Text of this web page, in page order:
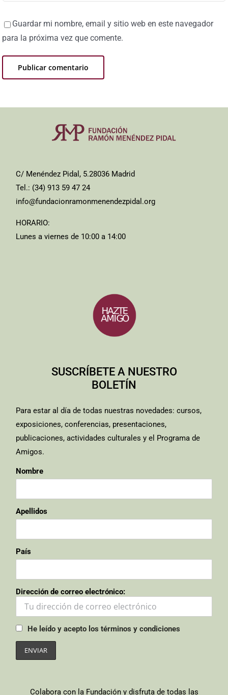
Guardar mi nombre, email y sitio web en este navegador
para la próxima vez que comente.
C/ Menéndez Pidal, 5.28036 Madrid
Tel.: (34) 913 59 47 24
info@fundacionramonmenendezpidal.org
HORARIO:
Lunes a viernes de 10:00 a 14:00
SUSCRÍBETE A NUESTRO
BOLETÍN
Para estar al día de todas nuestras novedades: cursos,
exposiciones, conferencias, presentaciones,
publicaciones, actividades culturales y el Programa de
Amigos.
Nombre
Apellidos
País
Dirección de correo electrónico:
He leído y acepto los términos y condiciones
Colabora con la Fundación y disfruta de todas las